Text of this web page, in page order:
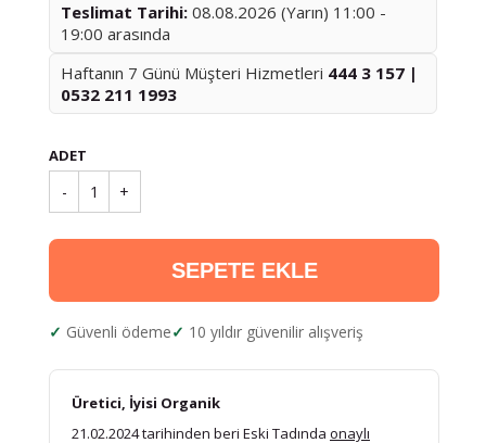
Teslimat Tarihi: 08.08.2026 (Yarın) 11:00 -
19:00 arasında
Haftanın 7 Günü Müşteri Hizmetleri 444 3 157 |
0532 211 1993
ADET
- 1 +
SEPETE EKLE
Güvenli ödeme 10 yıldır güvenilir alışveriş
Üretici, İyisi Organik
21.02.2024 tarihinden beri Eski Tadında onaylı